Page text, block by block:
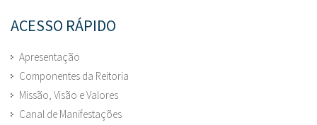
ACESSO RÁPIDO
Apresentação
Componentes da Reitoria
Missão, Visão e Valores
Canal de Manifestações